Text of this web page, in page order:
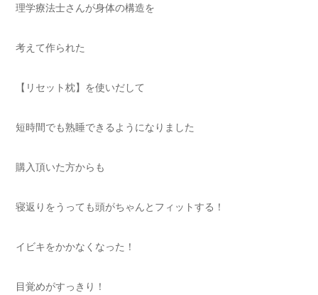
理学療法士さんが身体の構造を
考えて作られた
【リセット枕】を使いだして
短時間でも熟睡できるようになりました
購入頂いた方からも
寝返りをうっても頭がちゃんとフィットする！
イビキをかかなくなった！
目覚めがすっきり！